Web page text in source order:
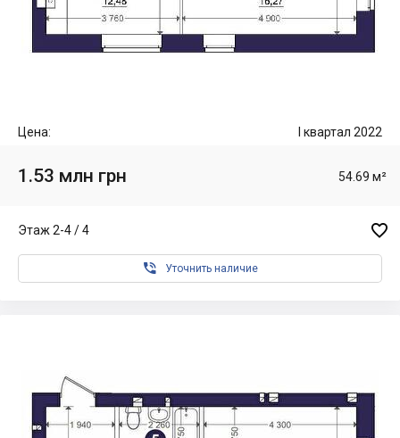
Цена: I квартал 2022
1.53 млн грн 54.69 м²
Этаж 2-4 / 4 
 Уточнить наличие